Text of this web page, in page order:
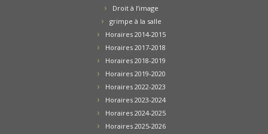
Droit à l’image
grimpe à la salle
Horaires 2014-2015
Horaires 2017-2018
Horaires 2018-2019
Horaires 2019-2020
Horaires 2022-2023
Horaires 2023-2024
Horaires 2024-2025
Horaires 2025-2026